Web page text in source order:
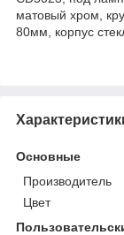
матовый хром,
80мм, корпус
Основные
Производитель
Цвет